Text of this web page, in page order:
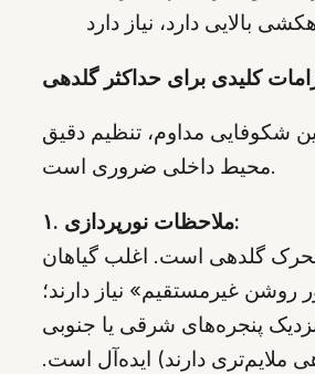
کلیدی برای حداکثر گلدهی
شکوفایی مداوم، تنظیم دقیق
محیط داخلی ضروری است.
۱. ملاحظات نورپردازی:
گلدهی است. اغلب گیاهان
روشن غیرمستقیم» نیاز دارند؛
پنجره‌های شرقی یا جنوبی
ملایم‌تری دارند) ایده‌آل است.